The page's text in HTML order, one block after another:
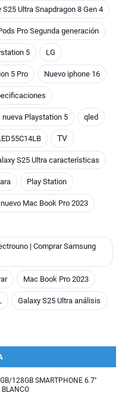
S25 Ultra Snapdragon 8 Gen 4
Pro Segunda generación
5 LG
5 Pro Nuevo iphone 16
nueva Playstation 5 qled
TV
S25 Ultra características
Play Station
nuevo Mac Book Pro 2023
| Comprar Samsung
Mac Book Pro 2023
Galaxy S25 Ultra análisis
128GB SMARTPHONE 6.7''
BLANCO